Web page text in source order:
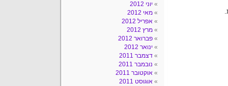
יוני 2012
מאי 2012
אפריל 2012
מרץ 2012
פברואר 2012
ינואר 2012
דצמבר 2011
נובמבר 2011
אוקטובר 2011
אוגוסט 2011